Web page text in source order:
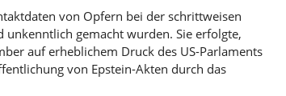
von Opfern bei der schrittweisen
gemacht wurden. Sie erfolgte,
auf erheblichem Druck des US-Parlaments
von Epstein-Akten durch das